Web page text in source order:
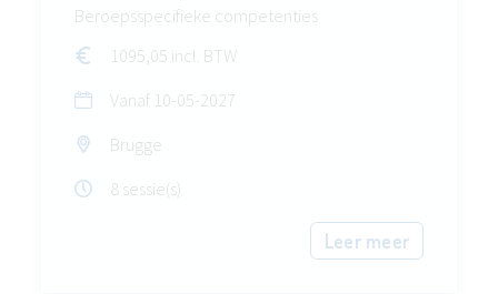
Beroepsspecifieke competenties
1095,05 incl. BTW
Vanaf 10-05-2027
Brugge
8 sessie(s)
Leer meer